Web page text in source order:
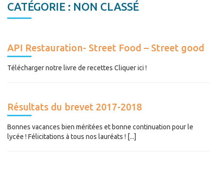
CATÉGORIE : NON CLASSÉ
API Restauration- Street Food – Street good
Télécharger notre livre de recettes Cliquer ici !
Résultats du brevet 2017-2018
Bonnes vacances bien méritées et bonne continuation pour le
lycée ! Félicitations à tous nos lauréats ! [...]